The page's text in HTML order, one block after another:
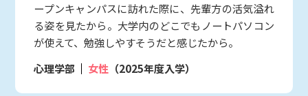
ープンキャンパスに訪れた際に、先輩方の活気溢れ
る姿を見たから。大学内のどこでもノートパソコン
が使えて、勉強しやすそうだと感じたから。
心理学部
女性 （2025年度入学）